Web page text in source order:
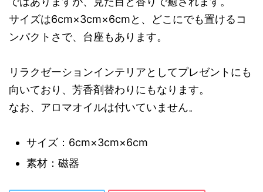
サイズは6cm×3cm×6cmと、どこにでも置けるコ
ンパクトさで、台座もあります。
リラクゼーションインテリアとしてプレゼントにも
向いており、芳香剤替わりにもなります。
なお、アロマオイルは付いていません。
サイズ：6cm×3cm×6cm
素材：磁器